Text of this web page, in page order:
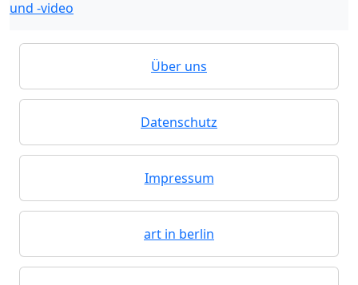
und -video
Über uns
Datenschutz
Impressum
art in berlin